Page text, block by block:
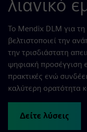
λιανικό
Το Mendix DLM για τη
βελτιστοποιεί την
την τρισδιάστατη
ψηφιακή προσέγγιση
πρακτικές ενώ
καλύτερη ορατότητα
Δείτε λύσεις